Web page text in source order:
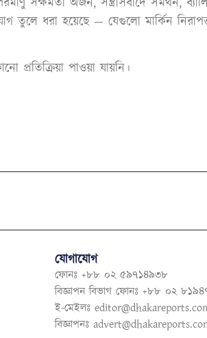
তুলে ধরা হয়েছে — যেগুলো মার্কিন
প্রতিক্রিয়া পাওয়া যায়নি।
যোগাযোগ
ফোনঃ +৮৮ ০২ ৫৯৭১৪৯৩৮
বিজ্ঞাপন বিভাগ ফোনঃ +৮৮ ০২
ই-মেইলঃ
বিজ্ঞাপনঃ